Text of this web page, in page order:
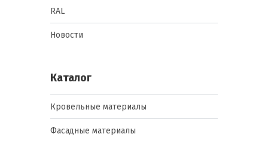
RAL
Новости
Каталог
Кровельные материалы
Фасадные материалы